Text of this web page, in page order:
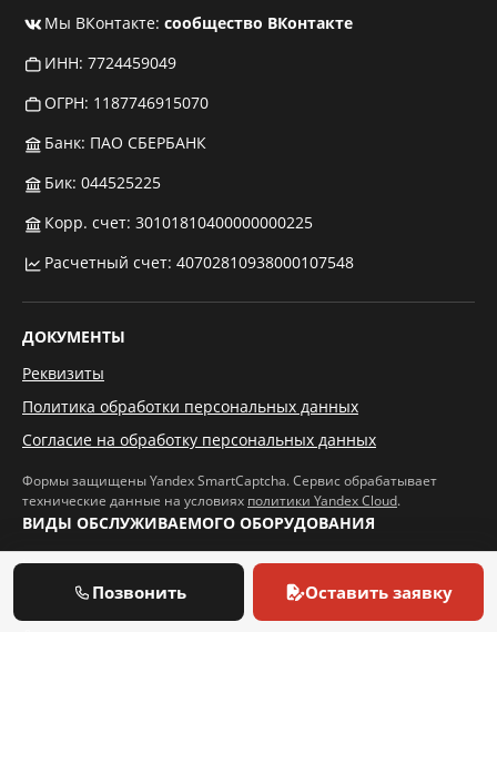
Мы ВКонтакте: сообщество ВКонтакте
ИНН: 7724459049
ОГРН: 1187746915070
Банк: ПАО СБЕРБАНК
Бик: 044525225
Корр. счет: 30101810400000000225
Расчетный счет: 40702810938000107548
ДОКУМЕНТЫ
Реквизиты
Политика обработки персональных данных
Согласие на обработку персональных данных
Формы защищены Yandex SmartCaptcha. Сервис обрабатывает
технические данные на условиях политики Yandex Cloud.
ВИДЫ ОБСЛУЖИВАЕМОГО ОБОРУДОВАНИЯ
Настенные газовые котлы
Напольные газовые котлы
Позвонить Оставить заявку